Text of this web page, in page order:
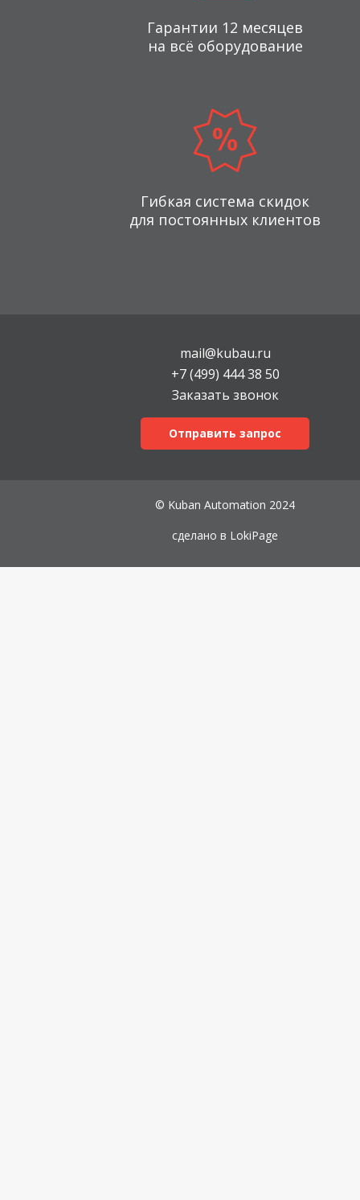
Гарантии 12 месяцев
на всё оборудование
Гибкая система скидок
для постоянных клиентов
mail@kubau.ru
+7 (499) 444 38 50
Заказать звонок
Отправить запрос
© Kuban Automation 2024
сделано в LokiPage